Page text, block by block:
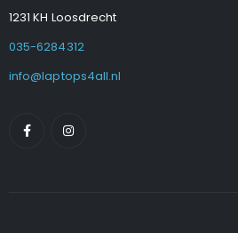
1231 KH Loosdrecht
035-6284312
info@laptops4all.nl